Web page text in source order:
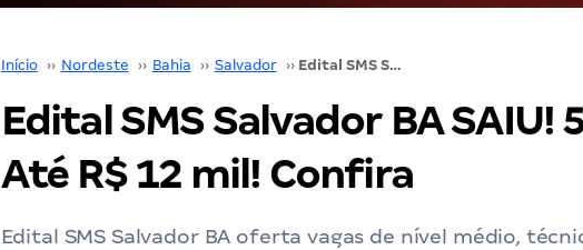
Início ›› Nordeste ›› Bahia ›› Salvador ›› Edital SMS Salvador BA SAIU! 593 vagas! Até R$ 12 mil! Confira
Edital SMS Salvador BA SAIU!
Até R$ 12 mil! Confira
Edital SMS Salvador BA oferta vagas de nível médio,